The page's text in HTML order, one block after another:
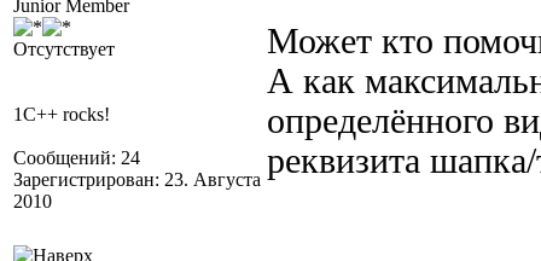
Junior Member
Отсутствует
1C++ rocks!
Сообщений: 24
Зарегистрирован: 23. Августа
2010
Может кто
А как
определённого
реквизита